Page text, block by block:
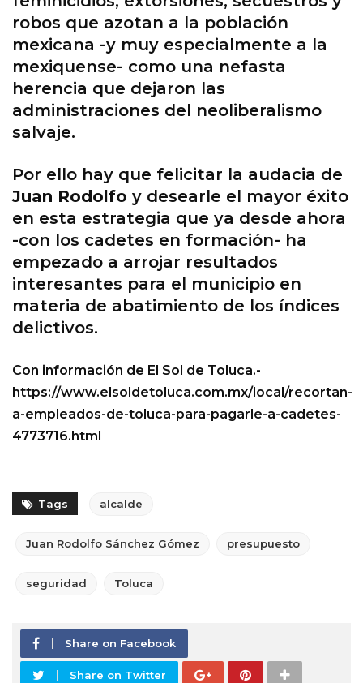
robos que azotan a la población
mexicana -y muy especialmente a la
mexiquense- como una nefasta
herencia que dejaron las
administraciones del neoliberalismo
salvaje.
Por ello hay que felicitar la audacia de
Juan Rodolfo y desearle el mayor éxito
en esta estrategia que ya desde ahora
-con los cadetes en formación- ha
empezado a arrojar resultados
interesantes para el municipio en
materia de abatimiento de los índices
delictivos.
Con información de El Sol de Toluca.-
https://www.elsoldetoluca.com.mx/local/recortan-
a-empleados-de-toluca-para-pagarle-a-cadetes-
4773716.html
Tags alcalde
Juan Rodolfo Sánchez Gómez presupuesto
seguridad Toluca
Share on Facebook
Share on Twitter